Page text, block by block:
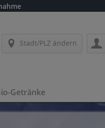
Stadt/PLZ ändern
Getränke